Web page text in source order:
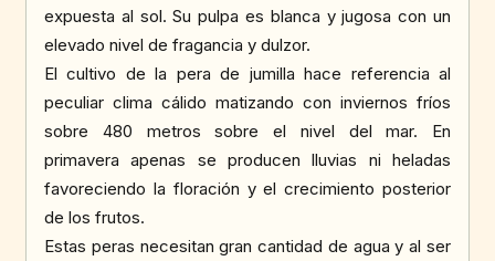
expuesta al sol. Su pulpa es blanca y jugosa con un
elevado nivel de fragancia y dulzor.
El cultivo de la pera de jumilla hace referencia al
peculiar clima cálido matizando con inviernos fríos
sobre 480 metros sobre el nivel del mar. En
primavera apenas se producen lluvias ni heladas
favoreciendo la floración y el crecimiento posterior
de los frutos.
Estas peras necesitan gran cantidad de agua y al ser